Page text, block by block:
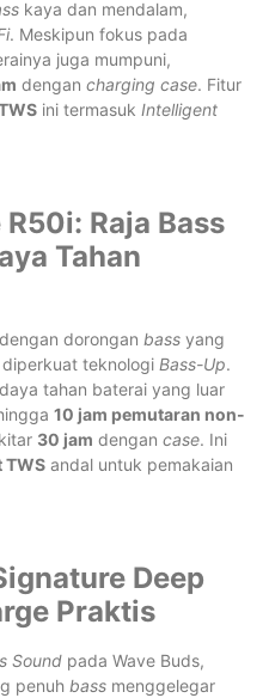
kaya dan mendalam,
. Meskipun fokus pada
juga mumpuni,
dengan charging case. Fitur
ini termasuk Intelligent
Raja Bass
Tahan
dorongan bass yang
teknologi Bass-Up.
tahan baterai yang luar
10 jam pemutaran non-
30 jam dengan case. Ini
TWS andal untuk pemakaian
Deep
Praktis
Sound pada Wave Buds,
penuh bass menggelegar